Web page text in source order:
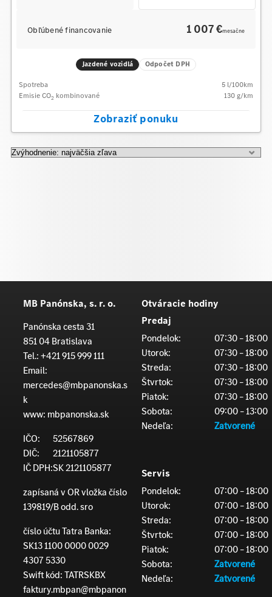
Obľúbené financovanie 1 007 €mesačne
Jazdené vozidlá Odpočet DPH
Spotreba 5 l/100km
Emisie CO2 kombinované 130g/km
Zobraziť ponuku
MB Panónska, s. r. o.
Panónska cesta 31
851 04 Bratislava
Tel.:+421 915 999 111
Email:
mercedes@mbpanonska.s
k
www: mbpanonska.sk
IČO:
52567869
DIČ:
2121105877
IČ DPH:SK 2121105877
zapísaná v OR vložka číslo
139819/B odd. sro
číslo účtu Tatra Banka:
SK13 1100 0000 0029
4307 5330
Swift kód: TATRSKBX
faktury.mbpan@mbpanon
Otváracie hodiny
Predaj
Pondelok:
07:30 – 18:00
Utorok:
07:30 – 18:00
Streda:
07:30 – 18:00
Štvrtok:
07:30 – 18:00
Piatok:
07:30 – 18:00
Sobota:
09:00 – 13:00
Nedeľa:
Zatvorené
Servis
Pondelok:
07:00 – 18:00
Utorok:
07:00 – 18:00
Streda:
07:00 – 18:00
Štvrtok:
07:00 – 18:00
Piatok:
07:00 – 18:00
Sobota:
Zatvorené
Nedeľa:
Zatvorené